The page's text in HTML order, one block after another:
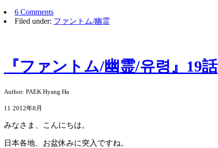
6 Comments
Filed under: ファントム/幽霊
『ファントム/幽霊/유령』19話
Author: PAEK Hyang Ha
11 2012年8月
みなさま、こんにちは。
日本各地、お盆休みに突入ですね。